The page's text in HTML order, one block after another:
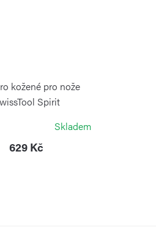
kožené pro nože
Spirit
Skladem
629 Kč